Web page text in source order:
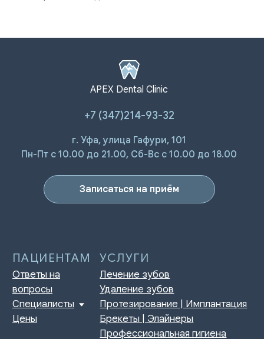
APEX Dental Clinic
+7 (347)214-93-32
г. Уфа, улица Гафури, 101
Пн-Пт с 10.00 до 21.00, Сб-Вс с 10.00 до 18.00
Записаться на приём
Ответы на
вопросы
УСЛУГИ
Лечение зубов
Удаление зубов
Профессиональная гигиена
Контакты
Согласие на обработку
персональных данных
Нормативно-правовые акты